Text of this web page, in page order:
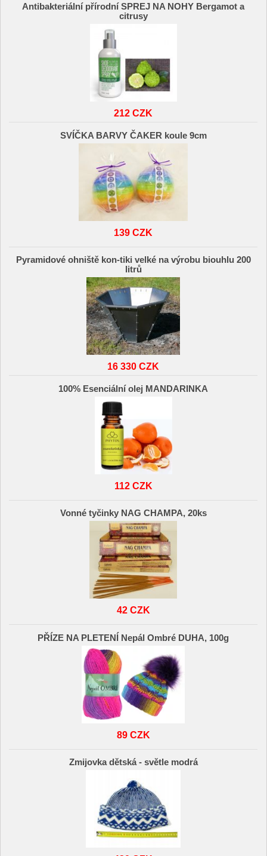
Antibakteriální přírodní SPREJ NA NOHY Bergamot a
citrusy
212 CZK
SVÍČKA BARVY ČAKER koule 9cm
139 CZK
Pyramidové ohniště kon-tiki velké na výrobu biouhlu 200
litrů
16 330 CZK
100% Esenciální olej MANDARINKA
112 CZK
Vonné tyčinky NAG CHAMPA, 20ks
42 CZK
PŘÍZE NA PLETENÍ Nepál Ombré DUHA, 100g
89 CZK
Zmijovka dětská - světle modrá